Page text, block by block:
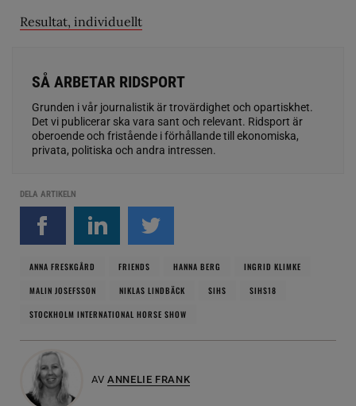
Resultat, individuellt
SÅ ARBETAR RIDSPORT
Grunden i vår journalistik är trovärdighet och opartiskhet.
Det vi publicerar ska vara sant och relevant. Ridsport är
oberoende och fristående i förhållande till ekonomiska,
privata, politiska och andra intressen.
DELA ARTIKELN
ANNA FRESKGÅRD FRIENDS HANNA BERG
INGRID KLIMKE
MALIN JOSEFSSON
NIKLAS LINDBÄCK SIHS
SIHS18
STOCKHOLM INTERNATIONAL HORSE SHOW
AV ANNELIE FRANK